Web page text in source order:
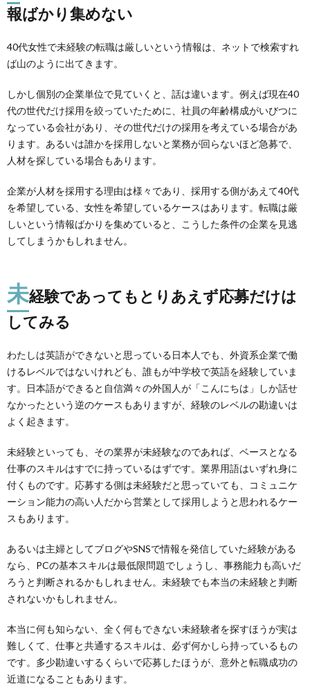
報ばかり集めない
40代女性で未経験の転職は厳しいという情報は、ネットで検索すれ
ば山のように出てきます。
しかし個別の企業単位で見ていくと、話は違います。例えば現在40
代の世代だけ採用を絞っていたために、社員の年齢構成がいびつに
なっている会社があり、その世代だけの採用を考えている場合があ
ります。あるいは誰かを採用しないと業務が回らないほど急募で、
人材を探している場合もあります。
企業が人材を採用する理由は様々であり、採用する側があえて40代
を希望している、女性を希望しているケースはあります。転職は厳
しいという情報ばかりを集めていると、こうした条件の企業を見逃
してしまうかもしれません。
未経験であってもとりあえず応募だけは
してみる
わたしは英語ができないと思っている日本人でも、外資系企業で働
けるレベルではないけれども、誰もが中学校で英語を経験していま
す。日本語ができると自信満々の外国人が「こんにちは」しか話せ
なかったという逆のケースもありますが、経験のレベルの勘違いは
よく起きます。
未経験といっても、その業界が未経験なのであれば、ベースとなる
仕事のスキルはすでに持っているはずです。業界用語はいずれ身に
付くものです。応募する側は未経験だと思っていても、コミュニケ
ーション能力の高い人だから営業として採用しようと思われるケー
スもあります。
あるいは主婦としてブログやSNSで情報を発信していた経験がある
なら、PCの基本スキルは最低限問題でしょうし、事務能力も高いだ
ろうと判断されるかもしれません。未経験でも本当の未経験と判断
されないかもしれません。
本当に何も知らない、全く何もできない未経験者を探すほうが実は
難しくて、仕事と共通するスキルは、必ず何かしら持っているもの
です。多少勘違いするくらいで応募したほうが、意外と転職成功の
近道になることもあります。